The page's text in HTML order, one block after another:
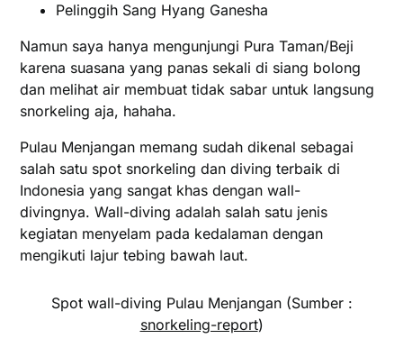
Pelinggih Sang Hyang Ganesha
Namun saya hanya mengunjungi Pura Taman/Beji
karena suasana yang panas sekali di siang bolong
dan melihat air membuat tidak sabar untuk langsung
snorkeling aja, hahaha.
Pulau Menjangan memang sudah dikenal sebagai
salah satu spot snorkeling dan diving terbaik di
Indonesia yang sangat khas dengan wall-
divingnya. Wall-diving adalah salah satu jenis
kegiatan menyelam pada kedalaman dengan
mengikuti lajur tebing bawah laut.
Spot wall-diving Pulau Menjangan (Sumber :
snorkeling-report)